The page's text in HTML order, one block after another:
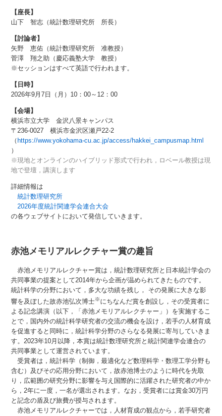
【座長】
山下 智志（統計数理研究所 所長）
【討論者】
矢野 恵佑（統計数理研究所 准教授）
菅澤 翔之助（慶応義塾大学 教授）
※セッションはすべて英語で行われます。
【日時】
2026年9月7日（月）10：00～12：00
【会場】
横浜市立大学 金沢八景キャンパス
〒236-0027 横浜市金沢区瀬戸22-2
（ https://www.yokohama-cu.ac.jp/access/hakkei_campusmap.html
）
※現地とオンラインのハイブリッド形式で行われ，ロベール教授は現
地で登壇，講演します
詳細情報は
統計数理研究所
2026年度統計関連学会連合大会
の各ウェブサイトにおいて発信していきます。
赤池メモリアルレクチャー賞の趣旨
赤池メモリアルレクチャー賞は，統計数理研究所と日本統計学会の
共同事業の提案として2014年から企画が温められてきたものです。
統計科学の分野において，多大な功績を残し， その発展に大きな影
響を及ぼした故赤池弘次博士※にちなんだ賞を創設し，その受賞者に
よる記念講演（以下，「赤池メモリアルレクチャー」）を実施するこ
とで，国内外の統計科学研究者の交流の機会を設け，若手の人材育成
を促進すると同時に，統計科学分野のさらなる発展に寄与していきま
す。2023年10月以降，本賞は統計数理研究所と統計関連学会連合の
共同事業として運営されています。
受賞者は，統計科学（制御，最適化など数理科学・数理工学分野も
含む）及びその応用分野において，故赤池博士のように時代を先取
り，広範囲の研究分野に影響を与え国際的に活躍された研究者の中か
ら，2年に一度，一名が選出されます。なお，受賞者には賞金30万円
と記念の盾及び旅費が授与されます。
赤池メモリアルレクチャーでは，人材育成の観点から，若手研究者